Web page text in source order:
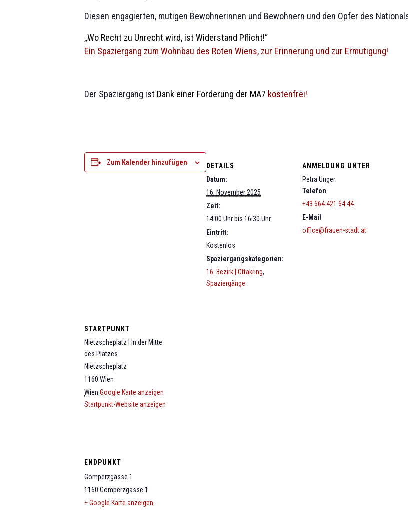
Diesen engagierten, mutigen Bewohnerinnen und Bewohnern und den Opfer des
„Wo Recht zu Unrecht wird, ist Widerstand Pflicht!“
Ein Spaziergang zum Wohnbau des Roten Wiens, zur Erinnerung und zur Ermutigung!
Der Spaziergang ist Dank einer Förderung der MA7 kostenfrei!
Zum Kalender hinzufügen
DETAILS
Datum:
16. November 2025
Zeit:
14:00 Uhr bis 16:30 Uhr
Eintritt:
Kostenlos
Spaziergangskategorien:
16. Bezirk | Ottakring,
Spaziergänge
ANMELDUNG UNTER
Petra Unger
Telefon
+43 664 421 64 44
E-Mail
office@frauen-stadt.at
STARTPUNKT
Nietzscheplatz | In der Mitte
des Platzes
Nietzscheplatz
1160 Wien
Wien Google Karte anzeigen
Startpunkt-Website anzeigen
ENDPUNKT
Gomperzgasse 1
1160 Gomperzgasse 1
+ Google Karte anzeigen